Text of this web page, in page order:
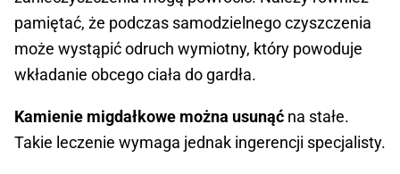
pamiętać, że podczas samodzielnego czyszczenia
może wystąpić odruch wymiotny, który powoduje
wkładanie obcego ciała do gardła.
Kamienie migdałkowe można usunąć na stałe.
Takie leczenie wymaga jednak ingerencji specjalisty.